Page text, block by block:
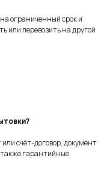
ограниченный срок и
или перевозить на другой
счёт-договор, документ
гарантийные